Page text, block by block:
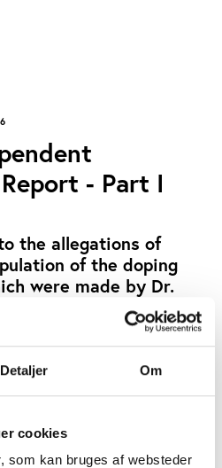
Detaljer Om
cookies
som kan bruges af websteder
- Part I
the allegations of
of the doping
were made by Dr.
the former director of
laboratory in
is authored by
DOPING